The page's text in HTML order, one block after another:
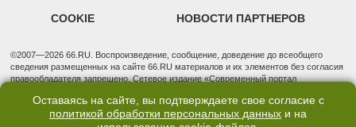
COOKIE НОВОСТИ ПАРТНЕРОВ
©2007—2026 66.RU. Воспроизведение, сообщение, доведение до всеобщего
сведения размещенных на сайте 66.RU материалов и их элементов без согласия
правообладателя запрещено. Сетевое издание «Современный портал
надзору в сфере связи, информационных технологий и массовых коммуникаций
(Роскомнадзор). Регистрационный номер ЭЛ № ФС 77 - 76634 от 02.09.2019
Оставаясь на сайте, вы подтверждаете свое согласие с
политикой обработки персональных данных и на